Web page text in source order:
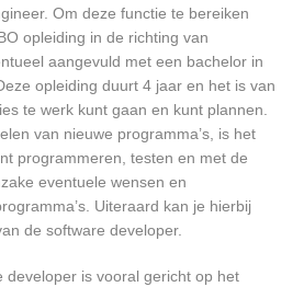
Om deze functie te bereiken
opleiding in de richting van
aangevuld met een bachelor in
opleiding duurt 4 jaar en het is van
te werk kunt gaan en kunt plannen.
van nieuwe programma’s, is het
programmeren, testen en met de
eventuele wensen en
Uiteraard kan je hierbij
de software developer.
developer is vooral gericht op het